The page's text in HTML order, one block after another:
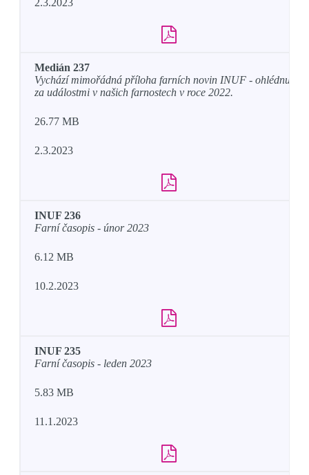
2.3.2023
Medián 237
Vychází mimořádná příloha farních novin INUF - ohlédnutí
za událostmi v našich farnostech v roce 2022.
26.77 MB
2.3.2023
INUF 236
Farní časopis - únor 2023
6.12 MB
10.2.2023
INUF 235
Farní časopis - leden 2023
5.83 MB
11.1.2023